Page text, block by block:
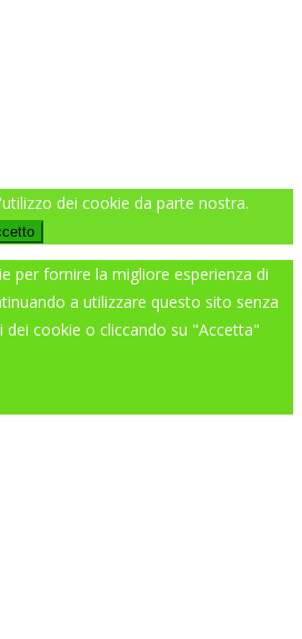
dei cookie da parte nostra.
per fornire la migliore esperienza di
a utilizzare questo sito senza
cookie o cliccando su "Accetta"